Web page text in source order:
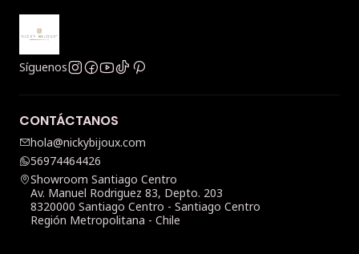
Síguenos
CONTÁCTANOS
hola@nickybijoux.com
56974464426
Showroom Santiago Centro
Av. Manuel Rodriguez 83, Depto. 203
8320000 Santiago Centro - Santiago Centro
Región Metropolitana - Chile